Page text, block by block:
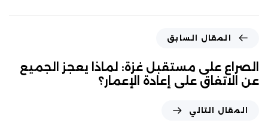
المقال السابق
الصراع على مستقبل غزة: لماذا يعجز الجميع
عن الاتفاق على إعادة الإعمار؟
المقال التالي